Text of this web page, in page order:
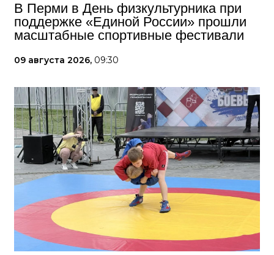
В Перми в День физкультурника при
поддержке «Единой России» прошли
масштабные спортивные фестивали
09 августа 2026, 09:30